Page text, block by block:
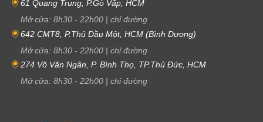
61 Quang Trung, P.Gò Vấp, HCM
Mở cửa: 8h30 - 22h00 | chỉ đường
642 CMT8, P.Thủ Dầu Một, HCM (Bình Dương)
Mở cửa: 8h30 - 22h00 | chỉ đường
274 Võ Văn Ngân, P. Bình Thọ, TP.Thủ Đức, HCM
Mở cửa: 8h30 - 22h00 | chỉ đường